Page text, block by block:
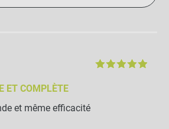
ET COMPLÈTE
et même efficacité